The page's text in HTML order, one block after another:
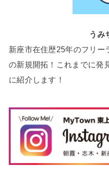
うみ
新座市在住歴25年のフリー
の新規開拓！これまでに発
に紹介します！